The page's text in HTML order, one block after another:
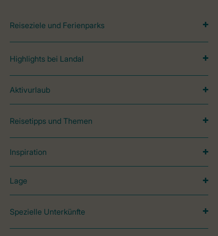
Reiseziele und Ferienparks
Highlights bei Landal
Aktivurlaub
Reisetipps und Themen
Inspiration
Lage
Spezielle Unterkünfte